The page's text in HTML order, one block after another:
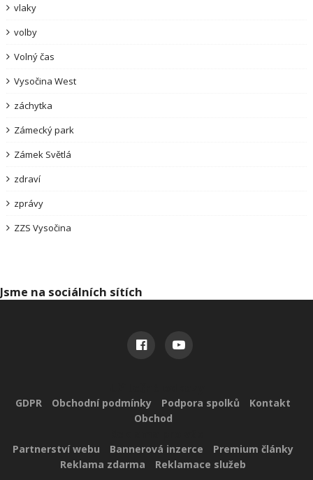
vlaky
volby
Volný čas
Vysočina West
záchytka
Zámecký park
Zámek Světlá
zdraví
zprávy
ZZS Vysočina
Jsme na sociálních sítích
GDPR Obchodní podmínky Podpora spolků
Kontakt
Obchod
Partnerství webu Bannerová inzerce
Premium články
Reklama zdarma
Reklamace služeb